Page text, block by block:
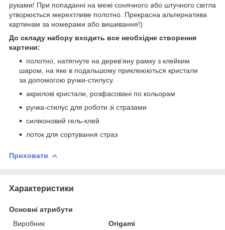
руками! При попаданні на межі сонячного або штучного світла
утворюється мерехтливе полотно. Прекрасна альтернатива
картинам за номерами або вишивання!)
До складу набору входить все необхідне створення
картини:
полотно, натягнуте на дерев'яну рамку з клейким
шаром, на яке в подальшому приклеюються кристали
за допомогою ручки-стилусу.
акрилові кристали, розфасовані по кольорам
ручка-стилус для роботи зі стразами
силіконовий гель-клей
лоток для сортування страз
Приховати
Характеристики
Основні атрибути
Виробник
Origami